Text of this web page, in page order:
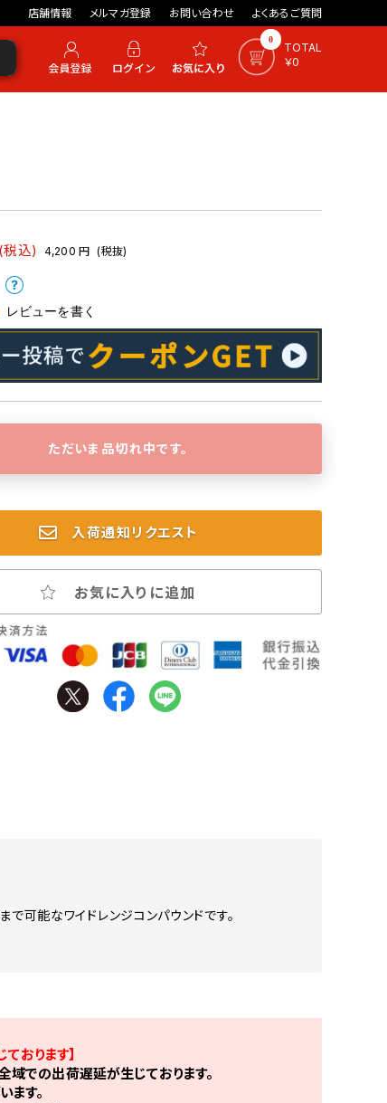
店舗情報 メルマガ登録 お問い合わせ よくあるご質問
0
TOTAL
￥0
(税込) 4,200 円 (税抜)
レビューを書く
ただいま品切れ中です。
入荷通知リクエスト
お気に入りに追加
可能なワイドレンジコンパウンドです。
おります】
での出荷遅延が生じております。
ます。